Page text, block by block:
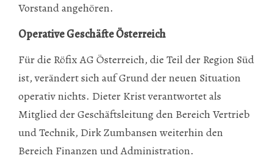
Vorstand angehören.
Operative Geschäfte Österreich
Für die Röfix AG Österreich, die Teil der Region Süd
ist, verändert sich auf Grund der neuen Situation
operativ nichts. Dieter Krist verantwortet als
Mitglied der Geschäftsleitung den Bereich Vertrieb
und Technik, Dirk Zumbansen weiterhin den
Bereich Finanzen und Administration.